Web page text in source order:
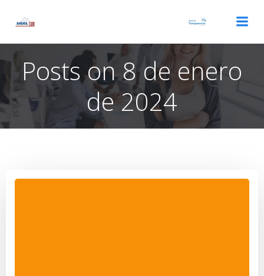
Posts on 8 de enero
de 2024